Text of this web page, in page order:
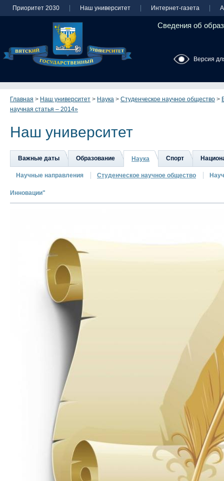
Приоритет 2030 Наш университет Интернет-газета
Сведения об
Версия
Главная > Наш университет > Наука > Студенческое научное общество >
научная статья – 2014»
Наш университет
Важные даты Образование Наука Спорт
Научные направления Студенческое научное общество
Инновации"